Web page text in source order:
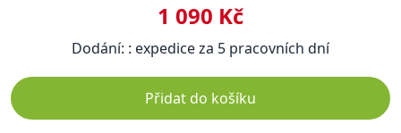
1 090 Kč
Dodání: : expedice za 5 pracovních dní
Přidat do košíku